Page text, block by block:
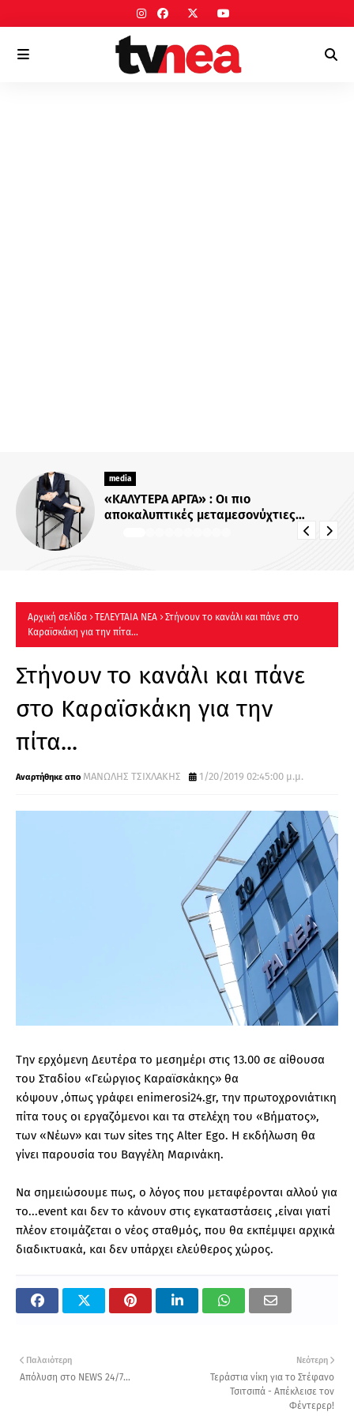
media
Για Σένα»: Γνωρίστε την οικογένεια
Ηλιάδη – Εκεί όπου οι πιο δυνατοί
δεσμοί δοκιμάζονται περισσότερο !
Αρχική σελίδα ΤΕΛΕΥΤΑΙΑ ΝΕΑ
Στήνουν το κανάλι και πάνε στο
Καραϊσκάκη για την πίτα...
Στήνουν το κανάλι και πάνε
στο Καραϊσκάκη για την
πίτα...
ΜΑΝΩΛΗΣ ΤΣΙΧΛΑΚΗΣ 1/20/2019 02:45:00 μ.μ.
Την ερχόμενη Δευτέρα το μεσημέρι στις 13.00 σε αίθουσα
του Σταδίου «Γεώργιος Καραϊσκάκης» θα
κόψουν ,όπως γράφει enimerosi24.gr, την πρωτοχρονιάτικη
πίτα τους οι εργαζόμενοι και τα στελέχη του «Βήματος»,
των «Νέων» και των sites της Alter Ego. Η εκδήλωση θα
γίνει παρουσία του Βαγγέλη Μαρινάκη.
Nα σημειώσουμε πως, ο λόγος που μεταφέρονται αλλού για
το...event και δεν το κάνουν στις εγκαταστάσεις ,είναι γιατί
πλέον ετοιμάζεται ο νέος σταθμός, που θα εκπέμψει αρχικά
διαδικτυακά, και δεν υπάρχει ελεύθερος χώρος.
Νεότερη
Τεράστια νίκη για το Στέφανο
Τσιτσιπά - Απέκλεισε τον
Φέντερερ!
Παλαιότερη
Απόλυση στο NEWS 24/7...